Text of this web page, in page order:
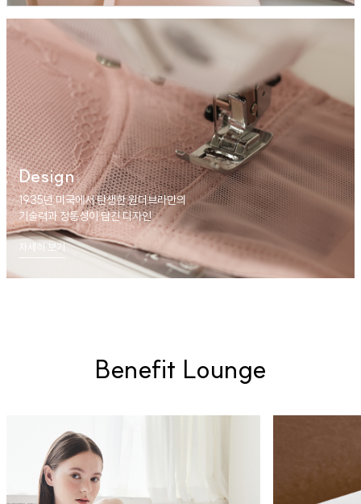
Design
1935년 미국에서 탄생한 원더브라만의
기술력과 정통성이 담긴 디자인
자세히 보기
Benefit Lounge